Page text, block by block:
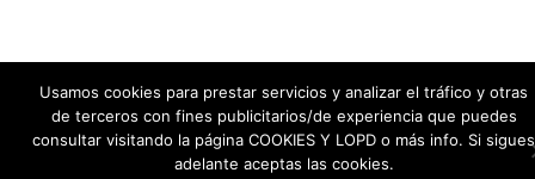
Usamos cookies para prestar servicios y analizar el tráfico y otras
de terceros con fines publicitarios/de experiencia que puedes
consultar visitando la página COOKIES Y LOPD o más info. Si sigues
adelante aceptas las cookies.